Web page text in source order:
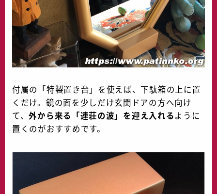
付属の「特製置き台」を使えば、下駄箱の上に置
くだけ。鏡の面を少しだけ玄関ドアの方へ向け
て、外から来る「連荘の波」を迎え入れる ように
置くのがおすすめです。